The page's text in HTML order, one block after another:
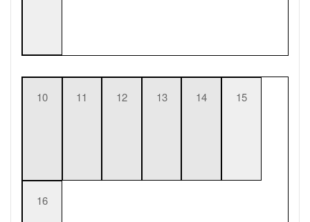
10 11 12 13 14 15
16